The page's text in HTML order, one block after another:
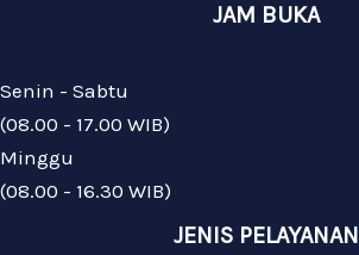
JAM BUKA
Senin - Sabtu
(08.00 - 17.00 WIB)
Minggu
(08.00 - 16.30 WIB)
JENIS PELAYANAN